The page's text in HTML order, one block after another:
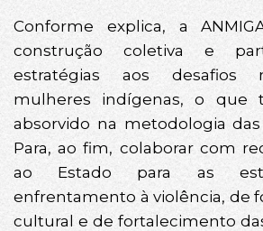
Conforme explica, a
construção coletiva e
estratégias aos desafios
mulheres indígenas, o que
absorvido na metodologia das
Para, ao fim, colaborar com
ao Estado para as
enfrentamento à violência, de
cultural e de fortalecimento